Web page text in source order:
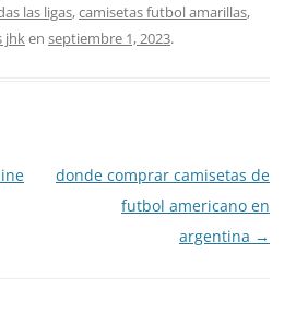
las ligas,camisetas futbol amarillas,
jhken septiembre 1, 2023.
donde comprar camisetas de
futbol americano en
argentina →